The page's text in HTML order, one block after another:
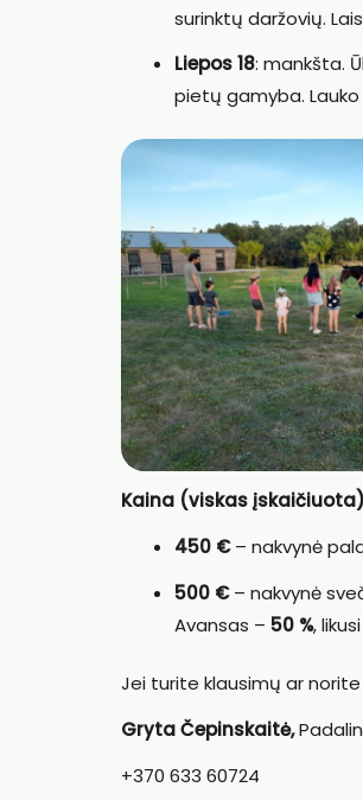
surinktų daržovių.
Liepos 18: mankšta.
pietų gamyba. Lauko
Kaina (viskas
450 €– nakvynė
500 €– nakvynė
Avansas – 50 %,
Jei turite klausimų ar
Gryta Čepinskaitė,
+370 633 60724